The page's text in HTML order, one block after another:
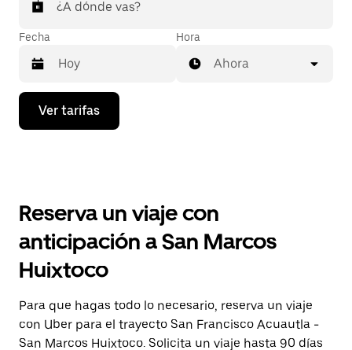
¿A dónde vas?
Fecha
Presiona
flecha
el
y
selecciona
una
Presiona
la
tecla Esc
para
Hora
Ahora
Ver tarifas
Reserva un viaje con
anticipación a San Marcos
Huixtoco
Para que hagas todo lo necesario, reserva un viaje
con Uber para el trayecto San Francisco Acuautla -
San Marcos Huixtoco. Solicita un viaje hasta 90 días